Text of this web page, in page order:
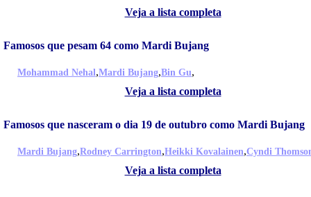
Veja a lista completa
Famosos que pesam 64 como Mardi Bujang
Mohammad Nehal,Mardi Bujang,Bin Gu,
Veja a lista completa
Famosos que nasceram o dia 19 de outubro como Mardi Bujang
Mardi Bujang,Rodney Carrington,Heikki Kovalainen,Cyndi
Veja a lista completa